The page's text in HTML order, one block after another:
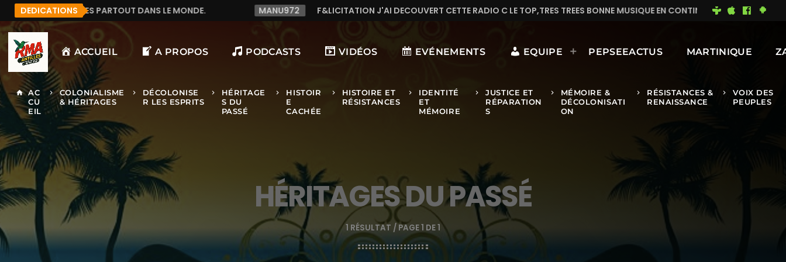
DEDICATIONS
RMA ANTILLES PARTOUT DANS LE MONDE. MANU972 F&LICITATION J'AI DECOUVERT CETTE RADIO C LE TOP,TRES TREES BONNE MUSIQUE EN CONTINUE MIMI DU
ACCUEIL A PROPOS PODCASTS VIDÉOS EVÉNEMENTS EQUIPE PEPSEEACTUS MARTINIQUE
home
AC
CU
EIL
keyboard_arrow_right
COLONIALISME
& HÉRITAGES
keyboard_arrow_right
DÉCOLONISE
R LES ESPRITS
keyboard_arrow_right
HÉRITAGE
S DU
PASSÉ
keyboard_arrow_right
HISTOIR
E
CACHÉE
keyboard_arrow_right
HISTOIRE ET
RÉSISTANCES
keyboard_arrow_right
IDENTITÉ
ET
MÉMOIRE
keyboard_arrow_right
JUSTICE ET
RÉPARATION
S
keyboard_arrow_right
MÉMOIRE &
DÉCOLONISATI
ON
keyboard_arrow_right
RÉSISTANCES &
RENAISSANCE
keyboard_arrow_right
VOIX DES
PEUPLES
HÉRITAGES DU PASSÉ
1 RÉSULTAT / PAGE 1 DE 1